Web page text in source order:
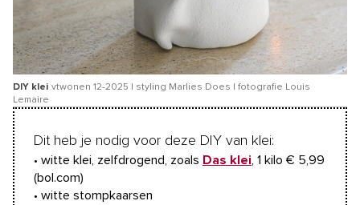
DIY klei vtwonen 12-2025 | styling Marlies Does | fotografie Louis
Lemaire
Dit heb je nodig voor deze DIY van klei:
• witte klei, zelfdrogend, zoals Das klei , 1 kilo € 5,99
(bol.com)
• witte stompkaarsen